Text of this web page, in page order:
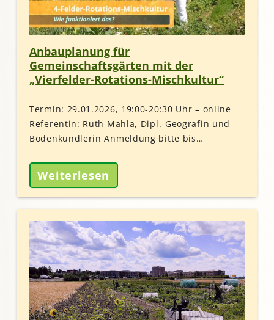
Anbauplanung für
Gemeinschaftsgärten mit der
„Vierfelder-Rotations-Mischkultur“
Termin: 29.01.2026, 19:00-20:30 Uhr – online
Referentin: Ruth Mahla, Dipl.-Geografin und
Bodenkundlerin Anmeldung bitte bis…
Weiterlesen